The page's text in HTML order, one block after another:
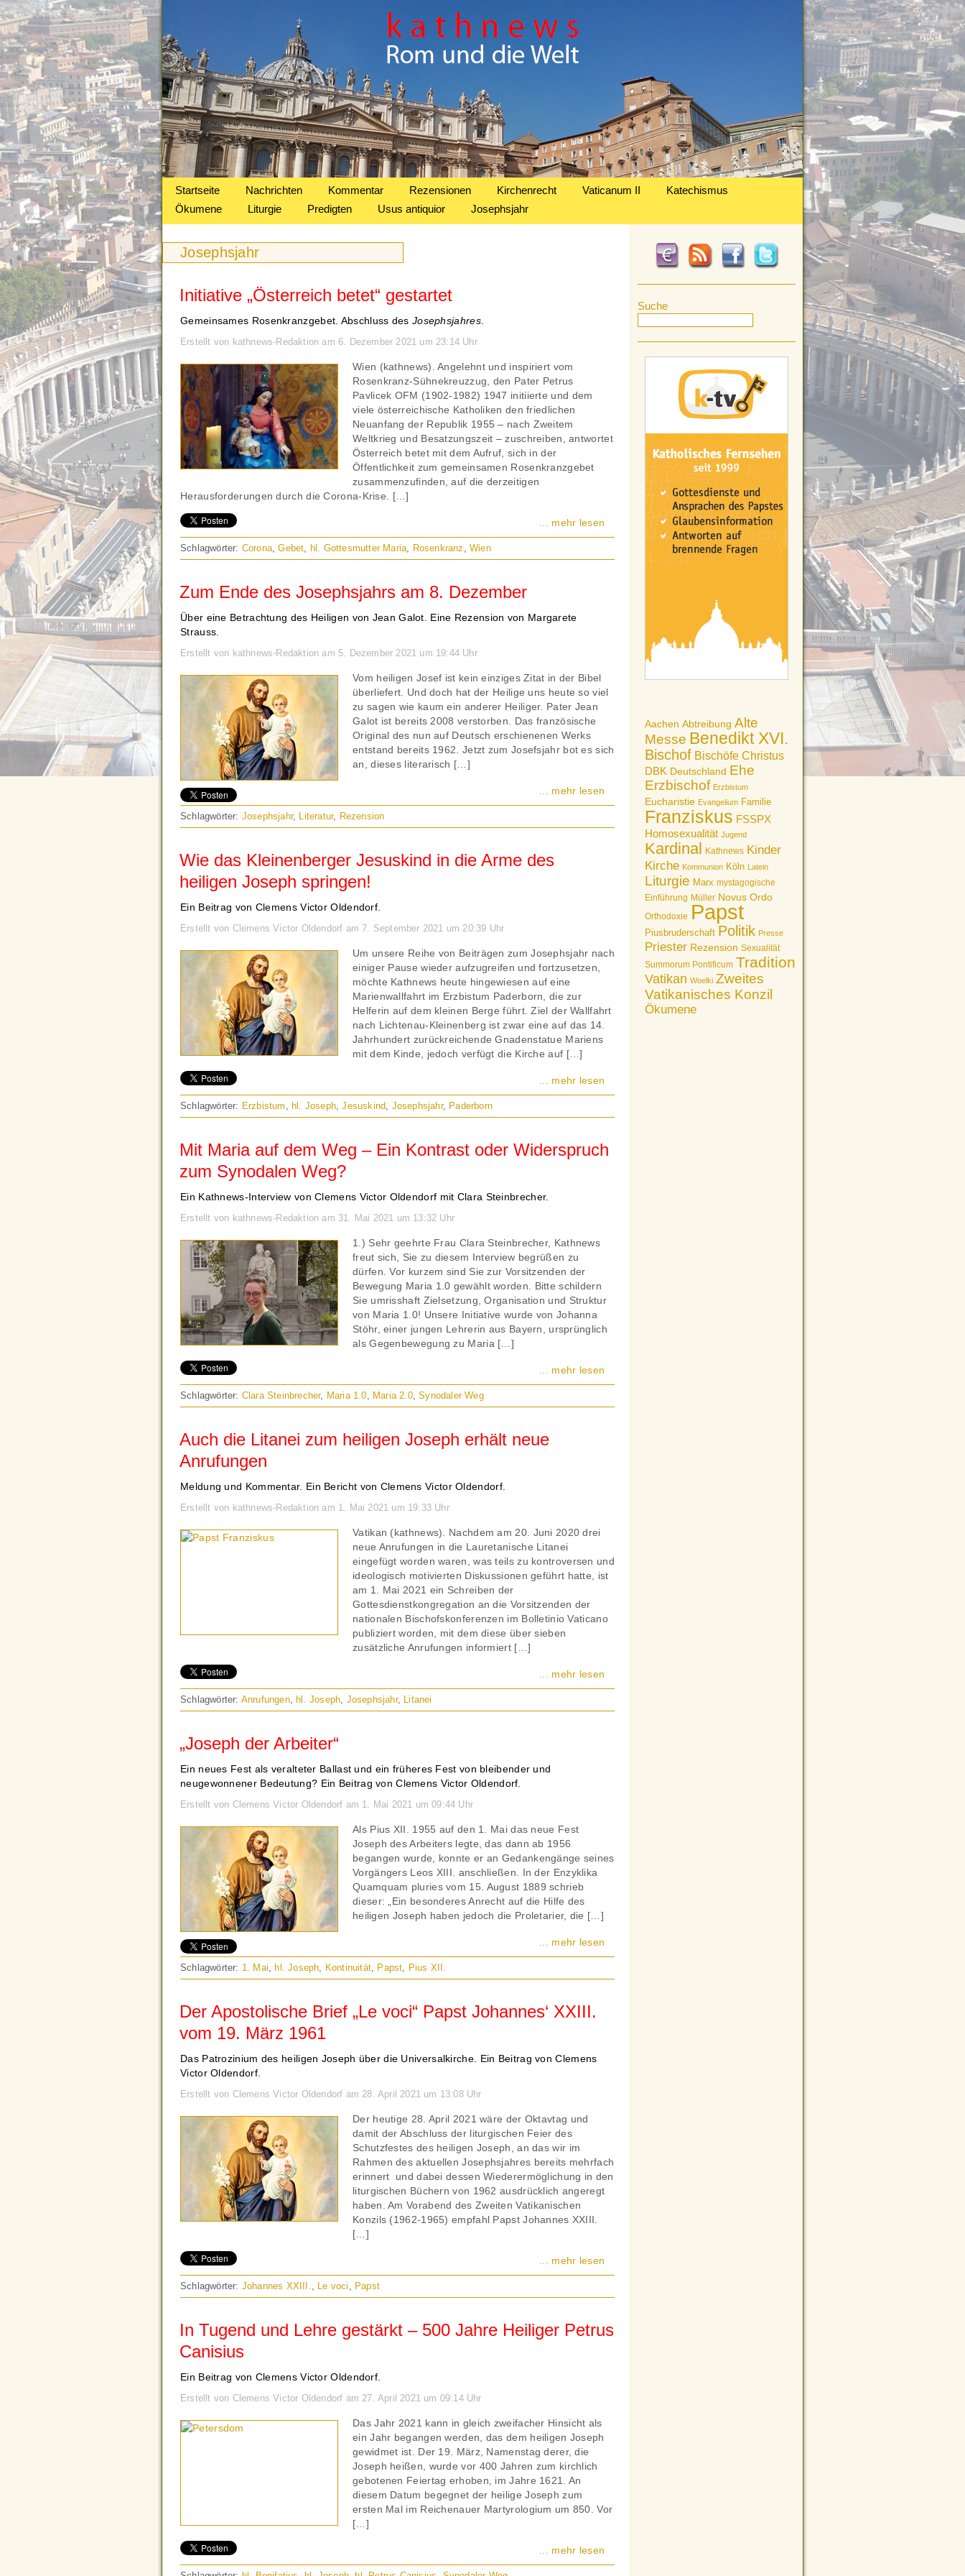
Startseite Nachrichten Kommentar Rezensionen Kirchenrecht Vaticanum II
Katechismus
Ökumene
Liturgie Predigten Usus antiquior Josephsjahr
Suche
Aachen Abtreibung Alte
Messe Benedikt XVI.
Bischof Bischöfe Christus
DBK Deutschland Ehe
Erzbischof Erzbistum
Eucharistie Evangelium Familie
Franziskus FSSPX
Homosexualität Jugend
Kardinal Kathnews Kinder
Kirche Kommunion Köln Latein
Liturgie Marx mystagogische
Einführung Müller Novus Ordo
Orthodoxie Papst
Piusbruderschaft Politik Presse
Priester Rezension Sexualität
Summorum Pontificum Tradition
Vatikan Woelki Zweites
Vatikanisches Konzil
Ökumene
Josephsjahr
Initiative „Österreich betet“ gestartet
Gemeinsames Rosenkranzgebet. Abschluss des Josephsjahres.
Erstellt von kathnews-Redaktion am 6. Dezember 2021 um 23:14 Uhr
Wien (kathnews). Angelehnt und inspiriert vom
Rosenkranz-Sühnekreuzzug, den Pater Petrus
Pavlicek OFM (1902-1982) 1947 initiierte und dem
viele österreichische Katholiken den friedlichen
Neuanfang der Republik 1955 – nach Zweitem
Weltkrieg und Besatzungszeit – zuschreiben, antwortet
Österreich betet mit dem Aufruf, sich in der
Öffentlichkeit zum gemeinsamen Rosenkranzgebet
zusammenzufinden, auf die derzeitigen
Herausforderungen durch die Corona-Krise. […]
... mehr lesen
Schlagwörter: Corona,Gebet, hl. Gottesmutter Maria, Rosenkranz ,Wien
Zum Ende des Josephsjahrs am 8. Dezember
Über eine Betrachtung des Heiligen von Jean Galot. Eine Rezension von Margarete
Strauss.
Erstellt von kathnews-Redaktion am 5. Dezember 2021 um 19:44 Uhr
Vom heiligen Josef ist kein einziges Zitat in der Bibel
überliefert. Und doch hat der Heilige uns heute so viel
zu sagen wie kaum ein anderer Heiliger. Pater Jean
Galot ist bereits 2008 verstorben. Das französische
Original des nun auf Deutsch erschienenen Werks
entstand bereits 1962. Jetzt zum Josefsjahr bot es sich
an, dieses literarisch […]
... mehr lesen
Schlagwörter: Josephsjahr, Literatur, Rezension
Wie das Kleinenberger Jesuskind in die Arme des
heiligen Joseph springen!
Ein Beitrag von Clemens Victor Oldendorf.
Erstellt von Clemens Victor Oldendorf am 7. September 2021 um 20:39 Uhr
Um unsere Reihe von Beiträgen zum Josephsjahr nach
einiger Pause wieder aufzugreifen und fortzusetzen,
möchte Kathnews heute hingewiesen auf eine
Marienwallfahrt im Erzbistum Paderborn, die zur
Helferin auf dem kleinen Berge führt. Ziel der Wallfahrt
nach Lichtenau-Kleinenberg ist zwar eine auf das 14.
Jahrhundert zurückreichende Gnadenstatue Mariens
mit dem Kinde, jedoch verfügt die Kirche auf […]
... mehr lesen
Schlagwörter: Erzbistum , hl. Joseph,Jesuskind, Josephsjahr, Paderborn
Mit Maria auf dem Weg – Ein Kontrast oder Widerspruch
zum Synodalen Weg?
Ein Kathnews-Interview von Clemens Victor Oldendorf mit Clara Steinbrecher.
Erstellt von kathnews-Redaktion am 31. Mai 2021 um 13:32 Uhr
1.) Sehr geehrte Frau Clara Steinbrecher, Kathnews
freut sich, Sie zu diesem Interview begrüßen zu
dürfen. Vor kurzem sind Sie zur Vorsitzenden der
Bewegung Maria 1.0 gewählt worden. Bitte schildern
Sie umrisshaft Zielsetzung, Organisation und Struktur
von Maria 1.0! Unsere Initiative wurde von Johanna
Stöhr, einer jungen Lehrerin aus Bayern, ursprünglich
als Gegenbewegung zu Maria […]
... mehr lesen
Schlagwörter: Clara Steinbrecher, Maria 1.0, Maria 2.0,Synodaler Weg
Auch die Litanei zum heiligen Joseph erhält neue
Anrufungen
Meldung und Kommentar. Ein Bericht von Clemens Victor Oldendorf.
Erstellt von kathnews-Redaktion am 1. Mai 2021 um 19:33 Uhr
Vatikan (kathnews). Nachdem am 20. Juni 2020 drei
neue Anrufungen in die Lauretanische Litanei
eingefügt worden waren, was teils zu kontroversen und
ideologisch motivierten Diskussionen geführt hatte, ist
am 1. Mai 2021 ein Schreiben der
Gottesdienstkongregation an die Vorsitzenden der
nationalen Bischofskonferenzen im Bolletinio Vaticano
publiziert worden, mit dem diese über sieben
zusätzliche Anrufungen informiert […]
... mehr lesen
Schlagwörter: Anrufungen, hl. Joseph, Josephsjahr, Litanei
„Joseph der Arbeiter“
Ein neues Fest als veralteter Ballast und ein früheres Fest von bleibender und
neugewonnener Bedeutung? Ein Beitrag von Clemens Victor Oldendorf.
Erstellt von Clemens Victor Oldendorf am 1. Mai 2021 um 09:44 Uhr
Als Pius XII. 1955 auf den 1. Mai das neue Fest
Joseph des Arbeiters legte, das dann ab 1956
begangen wurde, konnte er an Gedankengänge seines
Vorgängers Leos XIII. anschließen. In der Enzyklika
Quamquam pluries vom 15. August 1889 schrieb
dieser: „Ein besonderes Anrecht auf die Hilfe des
heiligen Joseph haben jedoch die Proletarier, die […]
... mehr lesen
Schlagwörter: 1. Mai, hl. Joseph, Kontinuität, Papst, Pius XII.
Der Apostolische Brief „Le voci“ Papst Johannes‘ XXIII.
vom 19. März 1961
Das Patrozinium des heiligen Joseph über die Universalkirche. Ein Beitrag von Clemens
Victor Oldendorf.
Erstellt von Clemens Victor Oldendorf am 28. April 2021 um 13:08 Uhr
Der heutige 28. April 2021 wäre der Oktavtag und
damit der Abschluss der liturgischen Feier des
Schutzfestes des heiligen Joseph, an das wir im
Rahmen des aktuellen Josephsjahres bereits mehrfach
erinnert und dabei dessen Wiederermöglichung in den
liturgischen Büchern von 1962 ausdrücklich angeregt
haben. Am Vorabend des Zweiten Vatikanischen
Konzils (1962-1965) empfahl Papst Johannes XXIII.
[…]
... mehr lesen
Schlagwörter: Johannes XXIII., Le voci , Papst
In Tugend und Lehre gestärkt – 500 Jahre Heiliger Petrus
Canisius
Ein Beitrag von Clemens Victor Oldendorf.
Erstellt von Clemens Victor Oldendorf am 27. April 2021 um 09:14 Uhr
Das Jahr 2021 kann in gleich zweifacher Hinsicht als
ein Jahr begangen werden, das dem heiligen Joseph
gewidmet ist. Der 19. März, Namenstag derer, die
Joseph heißen, wurde vor 400 Jahren zum kirchlich
gebotenen Feiertag erhoben, im Jahre 1621. An
diesem Datum begegnet der heilige Joseph zum
ersten Mal im Reichenauer Martyrologium um 850. Vor
[…]
... mehr lesen